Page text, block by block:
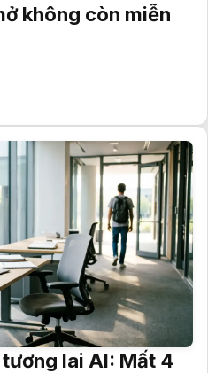
không còn miễn
lai AI: Mất 4